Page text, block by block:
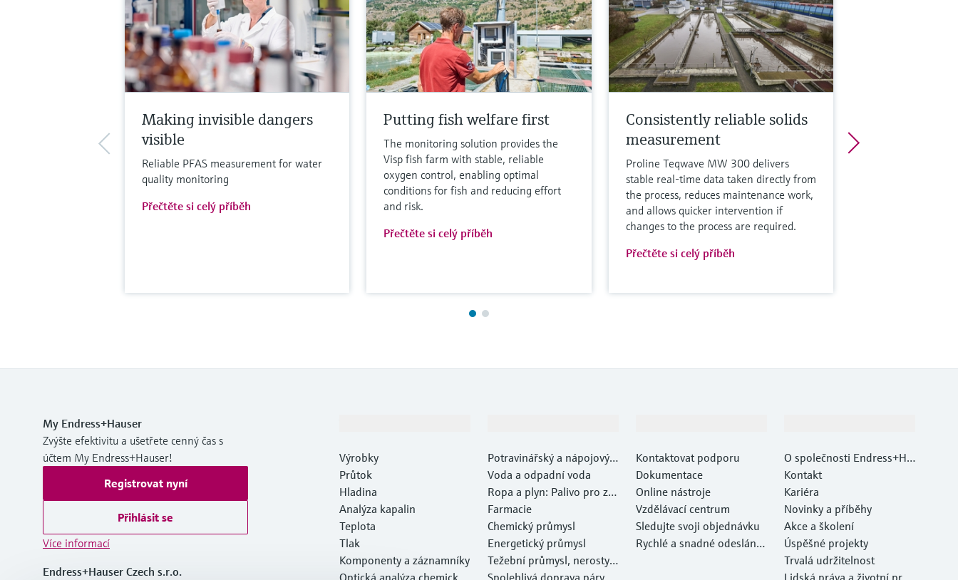
Making invisible dangers
visible
Reliable PFAS measurement for water
quality monitoring
Přečtěte si celý příběh
Putting fish welfare first
The monitoring solution provides the
Visp fish farm with stable, reliable
oxygen control, enabling optimal
conditions for fish and reducing effort
and risk.
Přečtěte si celý příběh
Consistently reliable solids
measurement
Proline Teqwave MW 300 delivers
stable real-time data taken directly from
the process, reduces maintenance work,
and allows quicker intervention if
changes to the process are required.
Přečtěte si celý příběh
My Endress+Hauser
Zvýšte efektivitu a ušetřete cenný čas s
účtem My Endress+Hauser!
Registrovat nyní
Přihlásit se
Více informací
Endress+Hauser Czech s.r.o.
Výrobky
Průtok
Hladina
Analýza kapalin
Teplota
Tlak
Komponenty a záznamníky
Potravinářský a nápojový p
růmysl
Voda a odpadní voda
Ropa a plyn: Palivo pro za
myšlení
Farmacie
Chemický průmysl
Energetický průmysl
Težební průmysl, nerosty a
Kontaktovat podporu
Dokumentace
Online nástroje
Vzdělávací centrum
Sledujte svoji objednávku
Rychlé a snadné odeslání v
O společnosti Endress+Ha
user
Kontakt
Kariéra
Novinky a příběhy
Akce a školení
Úspěšné projekty
Trvalá udržitelnost